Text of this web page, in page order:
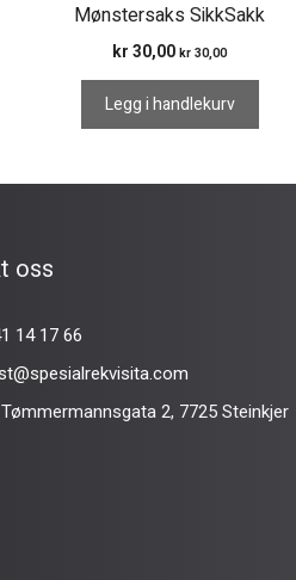
Mønstersaks SikkSakk
kr 30,00 kr 30,00
Legg i handlekurv
oss
14 17 66
2, 7725 Steinkjer